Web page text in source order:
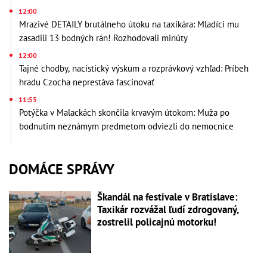
12:00
Mrazivé DETAILY brutálneho útoku na taxikára: Mladíci mu
zasadili 13 bodných rán! Rozhodovali minúty
12:00
Tajné chodby, nacistický výskum a rozprávkový vzhľad: Príbeh
hradu Czocha neprestáva fascinovať
11:55
Potýčka v Malackách skončila krvavým útokom: Muža po
bodnutím neznámym predmetom odviezli do nemocnice
DOMÁCE SPRÁVY
Škandál na festivale v Bratislave:
Taxikár rozvážal ľudí zdrogovaný,
zostrelil policajnú motorku!